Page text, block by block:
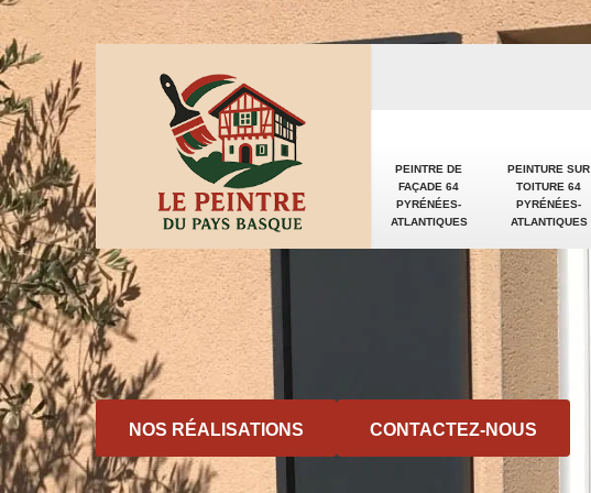
PEINTRE DE
FAÇADE 64
PYRÉNÉES-
ATLANTIQUES
PEINTURE SUR
TOITURE 64
PYRÉNÉES-
ATLANTIQUES
NOS RÉALISATIONS CONTACTEZ-NOUS